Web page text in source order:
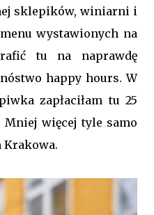
sklepików, winiarni i
wystawionych na
tu na naprawdę
happy hours. W
zapłaciłam tu 25
Mniej więcej tyle samo